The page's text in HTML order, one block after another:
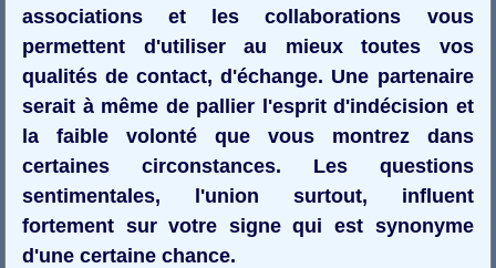
associations et les collaborations vous
permettent d'utiliser au mieux toutes vos
qualités de contact, d'échange. Une partenaire
serait à même de pallier l'esprit d'indécision et
la faible volonté que vous montrez dans
certaines circonstances. Les questions
sentimentales, l'union surtout, influent
fortement sur votre signe qui est synonyme
d'une certaine chance.